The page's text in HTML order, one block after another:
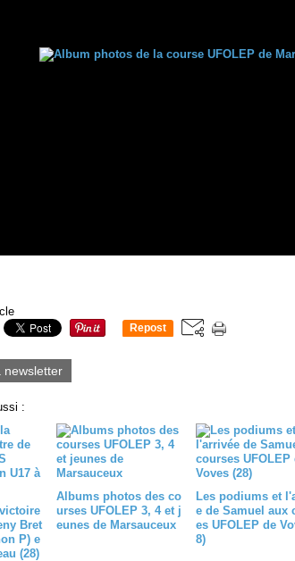
Repost
newsletter
:
Bret
P) e
(28)
Albums photos des co
urses UFOLEP 3, 4 et j
eunes de Marsauceux
Les podiums et
e de Samuel aux
es UFOLEP de
8)